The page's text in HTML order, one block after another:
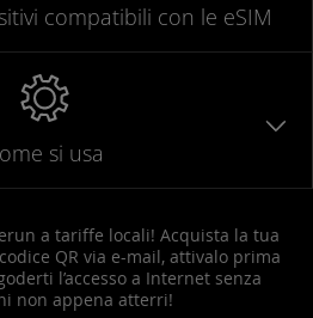
compatibili con le eSIM
si usa
a tariffe locali! Acquista la tua
QR via e-mail, attivalo prima
l’accesso a Internet senza
non appena atterri!